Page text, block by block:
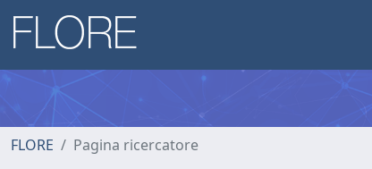
FLORE Pagina ricercatore